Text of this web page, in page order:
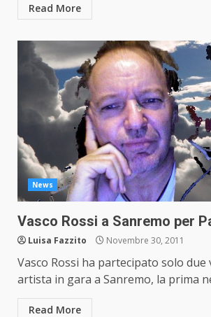
Read More
News
Vasco Rossi a Sanremo per
Luisa Fazzito Novembre 30, 2011
Vasco Rossi ha partecipato solo due
artista in gara a Sanremo, la prima
Read More